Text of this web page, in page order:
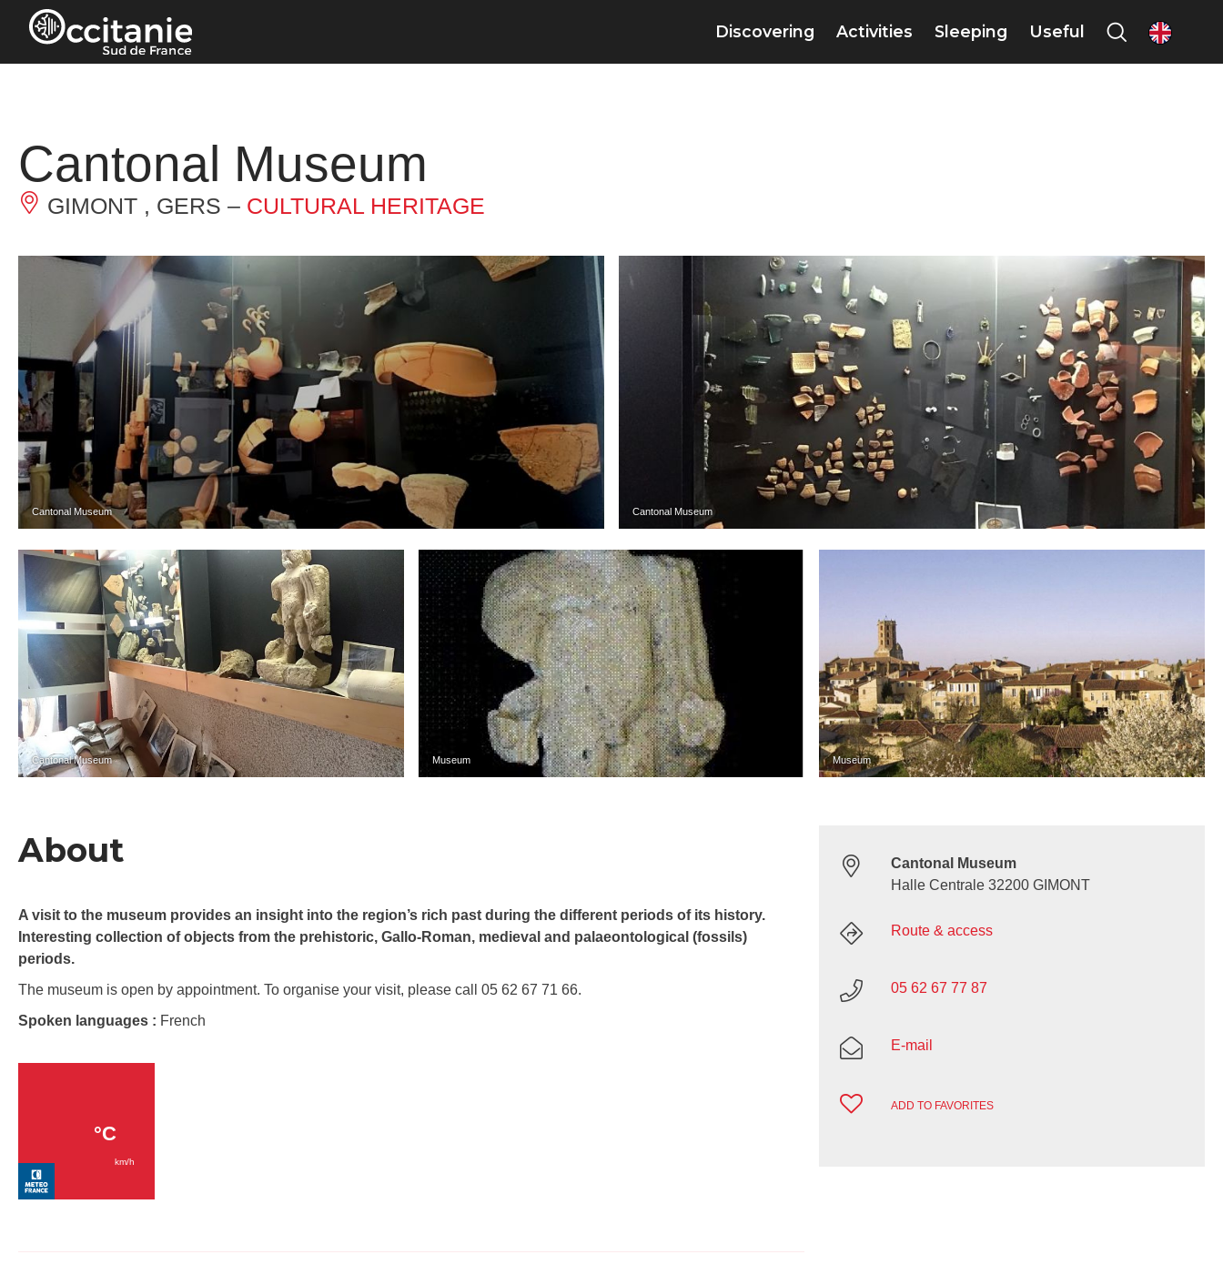
Cookies management panel
Discovering Activities Sleeping Useful en
Cantonal Museum
GIMONT , GERS – CULTURAL HERITAGE
Cantonal Museum Cantonal Museum
Cantonal Museum Museum Museum
About
A visit to the museum provides an insight into the region’s rich past during the different periods of its history.
Interesting collection of objects from the prehistoric, Gallo-Roman, medieval and palaeontological (fossils)
periods.
The museum is open by appointment. To organise your visit, please call 05 62 67 71 66.
Spoken languages : French
Cantonal Museum
Halle Centrale 32200 GIMONT
Route & access
05 62 67 77 87
E-mail
ADD TO FAVORITES